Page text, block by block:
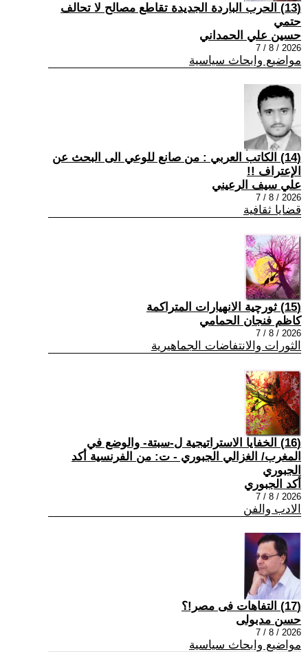
(13) الحرب الباردة الجديدة تقاطع مصالح لا تحالف
حتمي
حسين علي الحمداني
2026 / 8 / 7
مواضيع وابحاث سياسية
(14) الكاتب العربي : من صانع للوعي الى البحث عن
الإعتراف !!
علي سيف الرعيني
2026 / 8 / 7
قضايا ثقافية
(15) ثورچية الانهيارات المتراكمة
كاظم فنجان الحمامي
2026 / 8 / 7
الثورات والانتفاضات الجماهيرية
(16) الخفايا الاستراتيجية ل-سبتة- والوضع في
المغرب/ الغزالي الجبوري - ت: من الفرنسية أكد
الجبوري
أكد الجبوري
2026 / 8 / 7
الادب والفن
(17) التفاهات فى مصر!؟
حسن مدبولى
2026 / 8 / 7
مواضيع وابحاث سياسية